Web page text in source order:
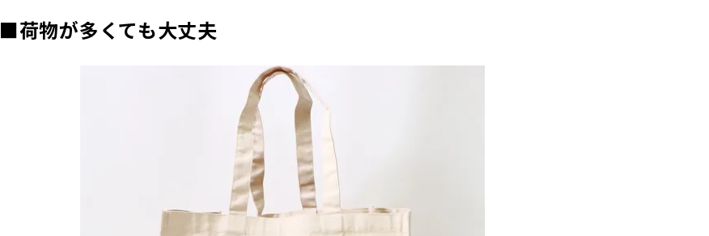
■荷物が多くても大丈夫